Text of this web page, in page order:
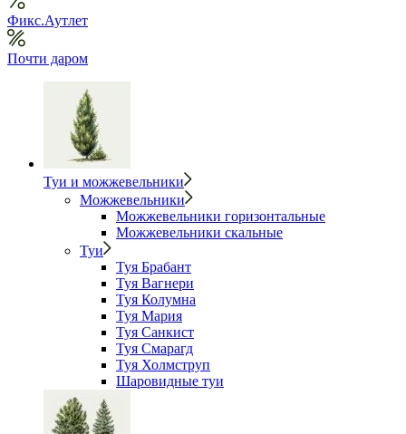
Фикс.Аутлет
Почти даром
Туи и можжевельники
Можжевельники
Можжевельники горизонтальные
Можжевельники скальные
Туи
Туя Брабант
Туя Вагнери
Туя Колумна
Туя Мария
Туя Санкист
Туя Смарагд
Туя Холмструп
Шаровидные туи